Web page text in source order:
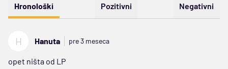
Hronološki Pozitivni Negativni
H Hanuta pre 3 meseca
opet ništa od LP